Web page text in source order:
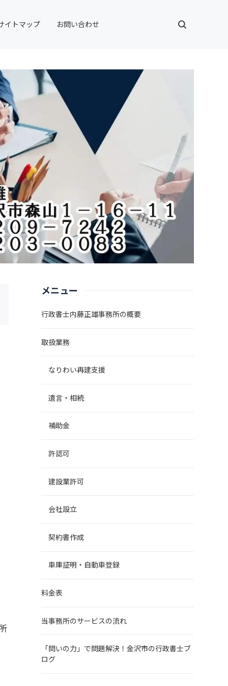
イトマップ お問い合わせ
メニュー
行政書士内藤正雄事務所の概要
取扱業務
なりわい再建支援
遺言・相続
補助金
許認可
建設業許可
会社設立
契約書作成
車庫証明・自動車登録
料金表
当事務所のサービスの流れ
「問いの力」で問題解決！金沢市の行政書士ブ
ログ